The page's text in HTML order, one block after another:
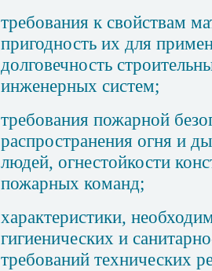
требования к свойствам
пригодность их для
долговечность
инженерных систем;
требования пожарной
распространения огня и
людей, огнестойкости
пожарных команд;
характеристики,
гигиенических и
требований технических